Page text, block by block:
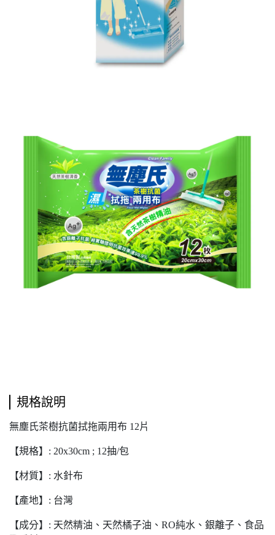
規格說明
無塵氏茶樹抗菌拭拖兩用布 12片
【規格】: 20x30cm ; 12抽/包
【材質】: 水針布
【產地】: 台灣
【成分】: 天然精油、天然橘子油、RO純水、銀離子、食品